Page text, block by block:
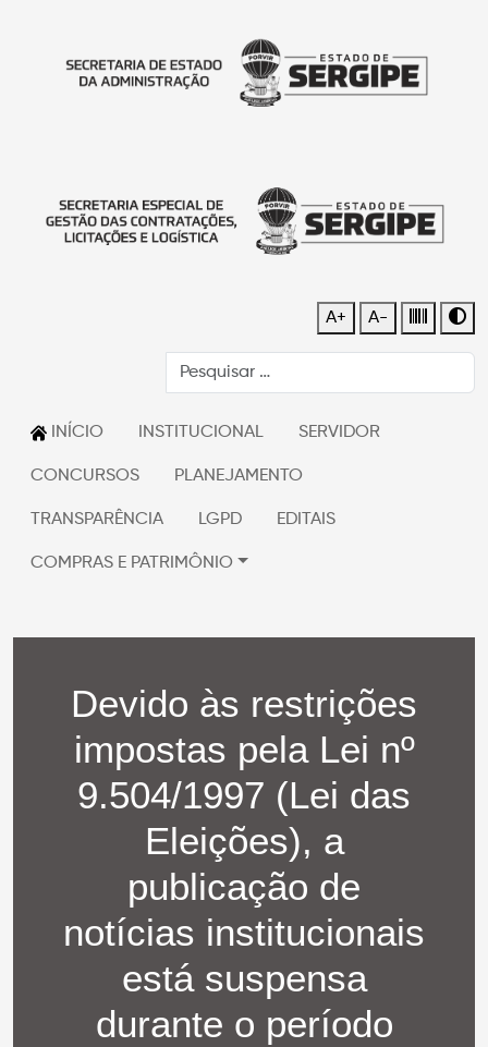
A+ A-
INÍCIO INSTITUCIONAL SERVIDOR
CONCURSOS PLANEJAMENTO
TRANSPARÊNCIA LGPD EDITAIS
COMPRAS E PATRIMÔNIO
Devido às restrições
impostas pela Lei nº
9.504/1997 (Lei das
Eleições), a
publicação de
notícias institucionais
está suspensa
durante o período